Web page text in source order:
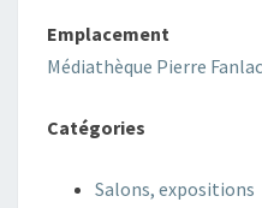
Emplacement
Médiathèque Pierre Fanlac
Catégories
Salons, expositions